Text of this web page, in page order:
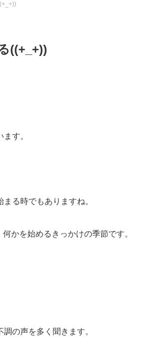
((+_+))
す。
る時でもありますね。
かを始めるきっかけの季節です。
の声を多く聞きます。